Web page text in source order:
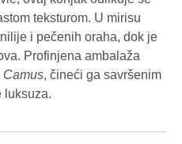
teksturom. U mirisu
i pečenih oraha, dok je
Profinjena ambalaža
Camus, čineći ga savršenim
luksuza.